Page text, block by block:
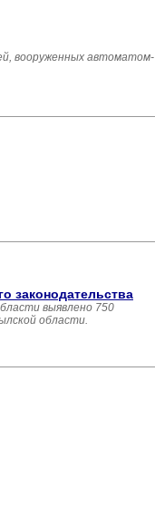
вооруженных автоматом-
законодательства
выявлено 750
области.